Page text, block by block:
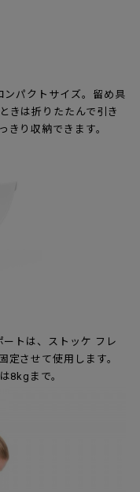
パクトサイズ。留め具
きは折りたたんで引き
きり収納できます。
トは、ストッケ フレ
定させて使用します。
8kgまで。